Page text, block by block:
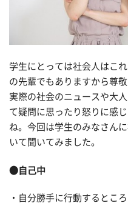
学生にとっては社会人はこ
の先輩でもありますから尊
実際の社会のニュースや大
て疑問に思ったり怒りに感
ね。今回は学生のみなさん
いて聞いてみました。
●自己中
・自分勝手に行動するとこ